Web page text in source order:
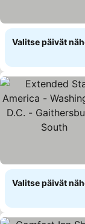
Valitse päivät
Valitse päivät